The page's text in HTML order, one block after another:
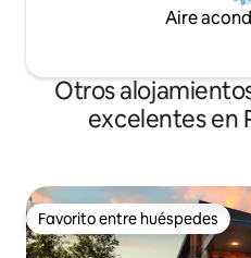
Aire
Otros
excelentes en
Favorito entre huéspedes
Favorito entre huéspedes